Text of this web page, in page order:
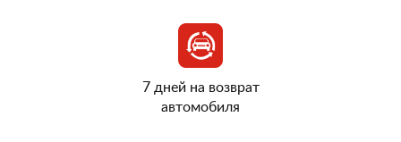
7 дней на возврат
автомобиля